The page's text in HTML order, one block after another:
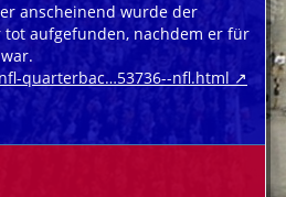
anscheinend wurde der
tot aufgefunden, nachdem er für
quarterbac…53736--nfl.html